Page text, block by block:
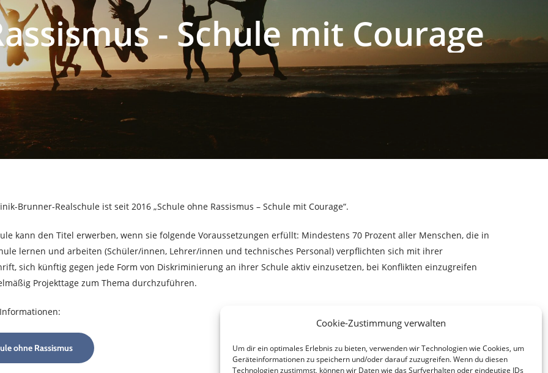
Cookie-Zustimmung verwalten
Um dir ein optimales Erlebnis zu bieten, verwenden wir Technologien wie Cookies, um
Geräteinformationen zu speichern und/oder darauf zuzugreifen. Wenn du diesen
Technologien zustimmst, können wir Daten wie das Surfverhalten oder eindeutige IDs
- Schule mitCourage
Brunner-Realschule ist seit 2016 „Schule ohne Rassismus – Schule mit Courage“.
kann den Titel erwerben, wenn sie folgende Voraussetzungen erfüllt: Mindestens 70 Prozent aller Menschen, die in
lernen und arbeiten (Schüler/innen, Lehrer/innen und technisches Personal) verpflichten sich mit ihrer
sich künftig gegen jede Form von Diskriminierung an ihrer Schule aktiv einzusetzen, bei Konflikten einzugreifen
Projekttage zum Thema durchzuführen.
ohne Rassismus